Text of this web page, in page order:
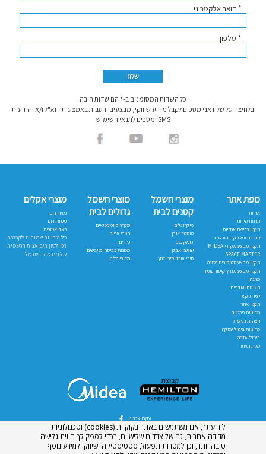
* דואר אלקטרוני
* טלפון
כל השדות המסומנים ב-* הם שדות חובה
בלחיצה על שלח אני מסכים לקבל מידע שיווקי, מבצעים והטבות באמצעות דוא"ל ו/או הודעות
SMS ומסכים לתנאי השימוש
מפת אתר
אודות
תחנות שירות
תקנון רכישת אחריות
סניפים ומשווקים מורשים
תקנון מבצע מקררי MIDEA
SPACE MASTER
תקנון מבצע סט סירים מתנה
תקנון מבצע מגהץ קיטור עומד
מתנה
תצוגות ועודפים
יצירת קשר
תקנון אתר
מדיניות פרטיות
הצהרת נגישות
מדיניות ביטול עסקה
ביטול עסקה
מפת האתר
מוצרי חשמל
קטנים לבית
מיקרוגלים
טוסטר אובן
קומקומים
שואבי אבק
סירי אורז וסירי לחץ
מוצרי חשמל
גדולים לבית
מקררים ומקפיאים
תנורי אפיה
כיריים
מכונות כביסה ומייבשים
מדיחי כלים
מוצרי אקלים
מאווררים
מפזרי חום
ראדיאטורים
כל הזכויות שמורות לקבוצת
המילטון היבואנית הרשמית
של מידאה בישראל
עקבו אחרינו
לידיעתך, אנו משתמשים באתר בקוקיות (cookies) וטכנולוגיות
מדידה אחרות, גם של צדדים שלישיים, בכדי לספק לך חווית גלישה
טובה יותר, וכן למטרות תפעול, סטטיסטיקה ושיווק. למידע נוסף